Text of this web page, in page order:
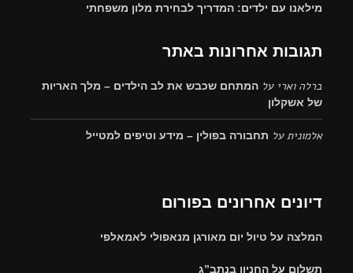
מילאנו עם ילדים: המדריך לבחירת מלון משפחתי
תגובות אחרונות באתר
ברלה וארי על המתחם שכבש את לב הילדים – מלך האריות
של אשקלון
אלמוניתעל תחבורה בפולין – מידע וטיפים למטייל
דיונים אחרונים בפורום
המלצה על טיול יום מאורגן מנאפולי לאמאלפי
תשלום על החניון בנתב”ג